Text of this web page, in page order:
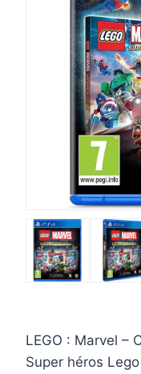
LEGO : Marvel –
Super héros